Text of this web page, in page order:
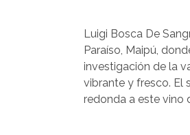
Luigi Bosca De
Paraíso, Maipú,
investigación de la
vibrante y fresco. El
redonda a este vino